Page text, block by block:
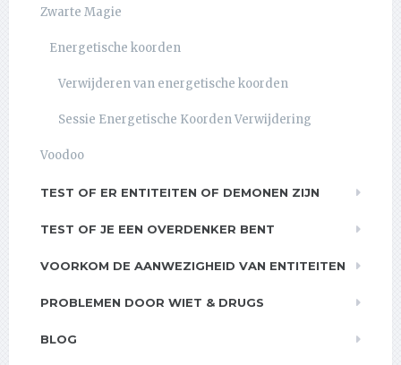
Zwarte Magie
Energetische koorden
Verwijderen van energetische koorden
Sessie Energetische Koorden Verwijdering
Voodoo
TEST OF ER ENTITEITEN OF DEMONEN ZIJN
TEST OF JE EEN OVERDENKER BENT
VOORKOM DE AANWEZIGHEID VAN ENTITEITEN
PROBLEMEN DOOR WIET & DRUGS
BLOG